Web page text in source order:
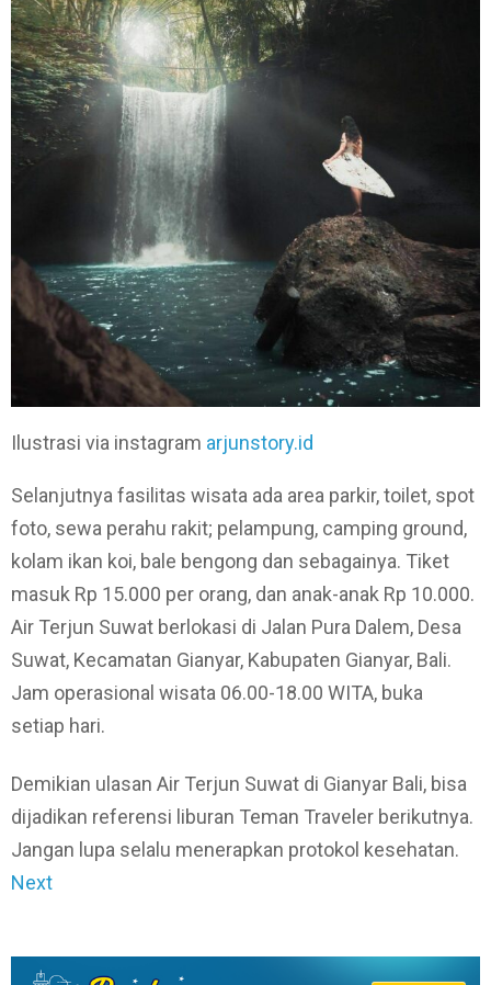
Ilustrasi via instagram arjunstory.id
Selanjutnya fasilitas wisata ada area parkir, toilet, spot
foto, sewa perahu rakit; pelampung, camping ground,
kolam ikan koi, bale bengong dan sebagainya. Tiket
masuk Rp 15.000 per orang, dan anak-anak Rp 10.000.
Air Terjun Suwat berlokasi di Jalan Pura Dalem, Desa
Suwat, Kecamatan Gianyar, Kabupaten Gianyar, Bali.
Jam operasional wisata 06.00-18.00 WITA, buka
setiap hari.
Demikian ulasan Air Terjun Suwat di Gianyar Bali, bisa
dijadikan referensi liburan Teman Traveler berikutnya.
Jangan lupa selalu menerapkan protokol kesehatan.
Next